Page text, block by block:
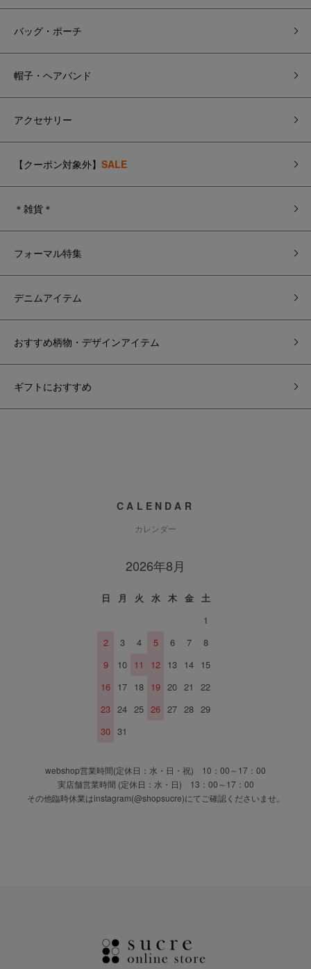
バッグ・ポーチ
帽子・ヘアバンド
アクセサリー
【クーポン対象外】 SALE
＊雑貨＊
フォーマル特集
デニムアイテム
おすすめ柄物・デザインアイテム
ギフトにおすすめ
CALENDAR
カレンダー
2026年8月
日 月 火 水 木 金
土
1
2
3 4 5 6 7
8
9
10 11 12 13 14 15
16 17 18 19 20 21
22
23 24 25 26 27 28 29
30 31
webshop営業時間(定休日：水・日・祝) 10：00～17：00
実店舗営業時間 (定休日：水・日) 13：00～17：00
その他臨時休業はinstagram(@shopsucre)にてご確認くださいませ。